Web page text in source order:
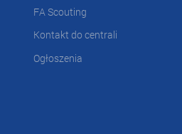
FA Scouting
Kontakt do centrali
Ogłoszenia